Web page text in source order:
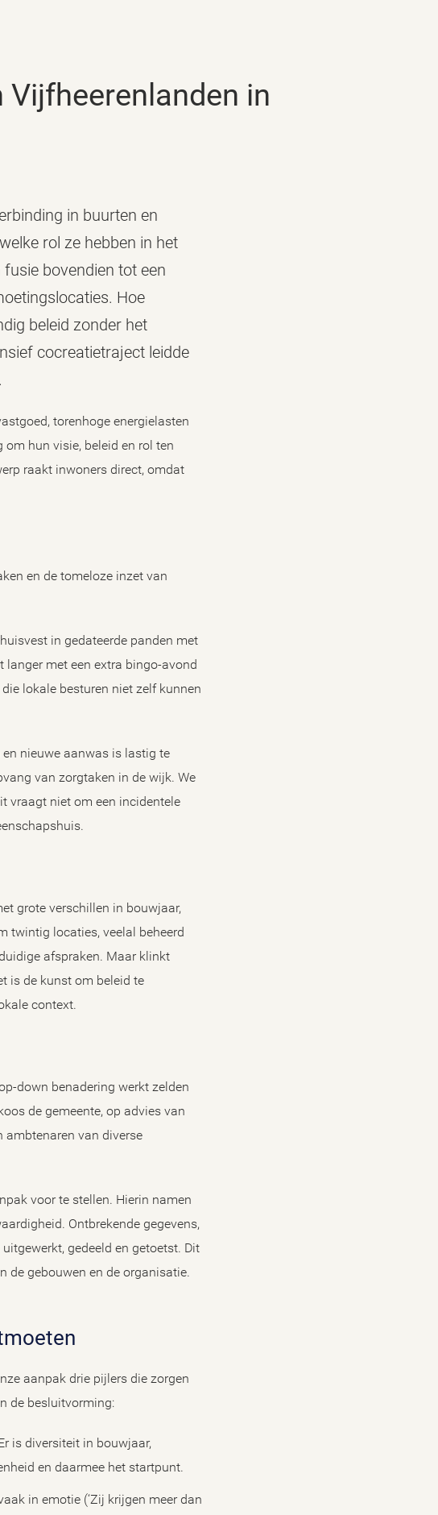
in buurten en
rol ze hebben in het
bovendien tot een
Hoe
beleid zonder het
cocreatietraject leidde
torenhoge energielasten
hun visie, beleid en rol ten
raakt inwoners direct, omdat
en de tomeloze inzet van
in gedateerde panden met
langer met een extra bingo-avond
lokale besturen niet zelf kunnen
nieuwe aanwas is lastig te
van zorgtaken in de wijk. We
vraagt niet om een incidentele
grote verschillen in bouwjaar,
twintig locaties, veelal beheerd
afspraken. Maar klinkt
is de kunst om beleid te
context.
down benadering werkt zelden
de gemeente, op advies van
ambtenaren van diverse
voor te stellen. Hierin namen
Ontbrekende gegevens,
gedeeld en getoetst. Dit
de gebouwen en de organisatie.
aanpak drie pijlers die zorgen
de besluitvorming:
is diversiteit in bouwjaar,
en daarmee het startpunt.
in emotie (‘Zij krijgen meer dan